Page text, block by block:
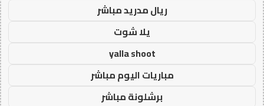
ريال مدريد مباشر
يلا شوت
yalla shoot
مباريات اليوم مباشر
برشلونة مباشر